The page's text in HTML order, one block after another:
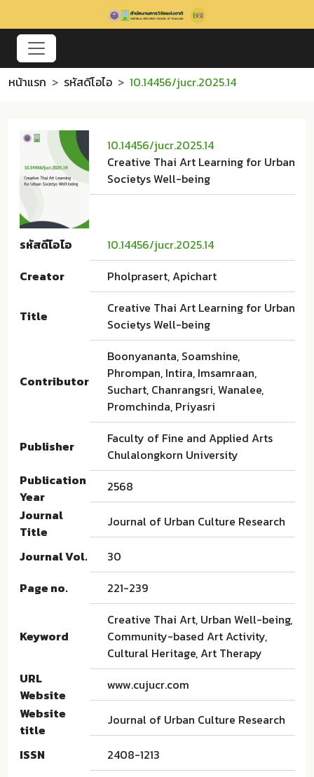
หน้าแรก รหัสดีโอไอ 10.14456/jucr.2025.14
10.14456/jucr.2025.14
Creative Thai Art Learning for Urban
Societys Well-being
รหัสดีโอไอ
10.14456/jucr.2025.14
Creator
Pholprasert, Apichart
Title
Creative Thai Art Learning for Urban
Societys Well-being
Contributor
Boonyananta, Soamshine,
Phrompan, Intira, Imsamraan,
Suchart, Chanrangsri, Wanalee,
Promchinda, Priyasri
Publisher
Faculty of Fine and Applied Arts
Chulalongkorn University
Publication
Year
2568
Journal
Title
Journal of Urban Culture Research
Journal Vol.
30
Page no.
221-239
Keyword
Creative Thai Art, Urban Well-being,
Community-based Art Activity,
Cultural Heritage, Art Therapy
URL
Website
www.cujucr.com
Website
title
Journal of Urban Culture Research
ISSN 2408-1213